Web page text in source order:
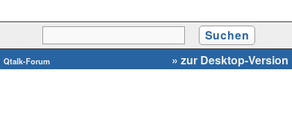
Qtalk-Forum » zur Desktop-Version